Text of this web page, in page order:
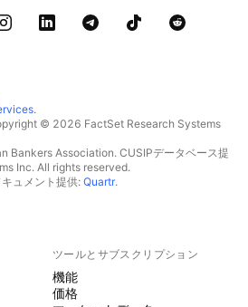
.
© 2026 FactSet Research Systems
Association. CUSIPデータベース提
Inc. All rights reserved.
ュメント提供: Quartr.
ツールとサブスクリプション
機能
価格